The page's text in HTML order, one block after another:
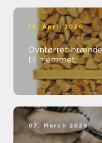
10. April 2026
Ovntørret
til hjemmet
07. March 2026